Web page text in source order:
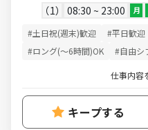
1
08:30 ~ 23:00 月
#土日祝(週末)歓迎 #平日歓迎
#ロング(～6時間)OK
#自由シ
仕事内容
キープする